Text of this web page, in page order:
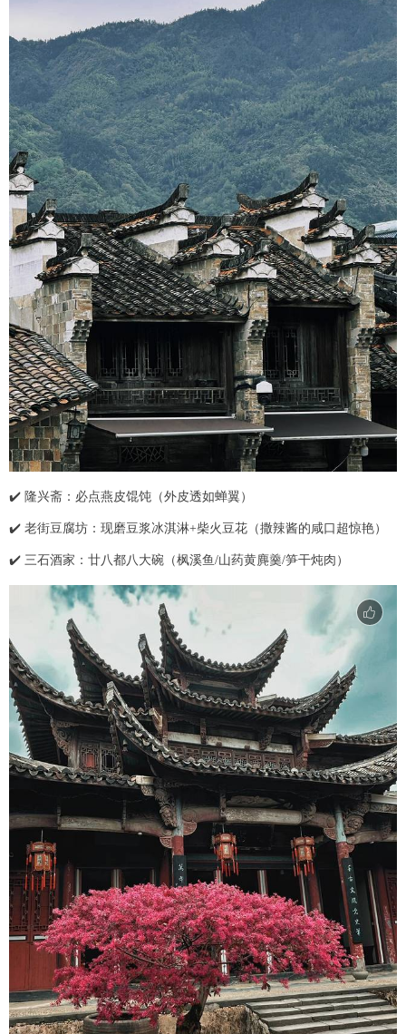
✔️ 隆兴斋：必点燕皮馄饨（外皮透如蝉翼）
✔️ 老街豆腐坊：现磨豆浆冰淇淋+柴火豆花（撒辣酱的咸口超惊艳）
✔️ 三石酒家：廿八都八大碗（枫溪鱼/山药黄麂羹/笋干炖肉）